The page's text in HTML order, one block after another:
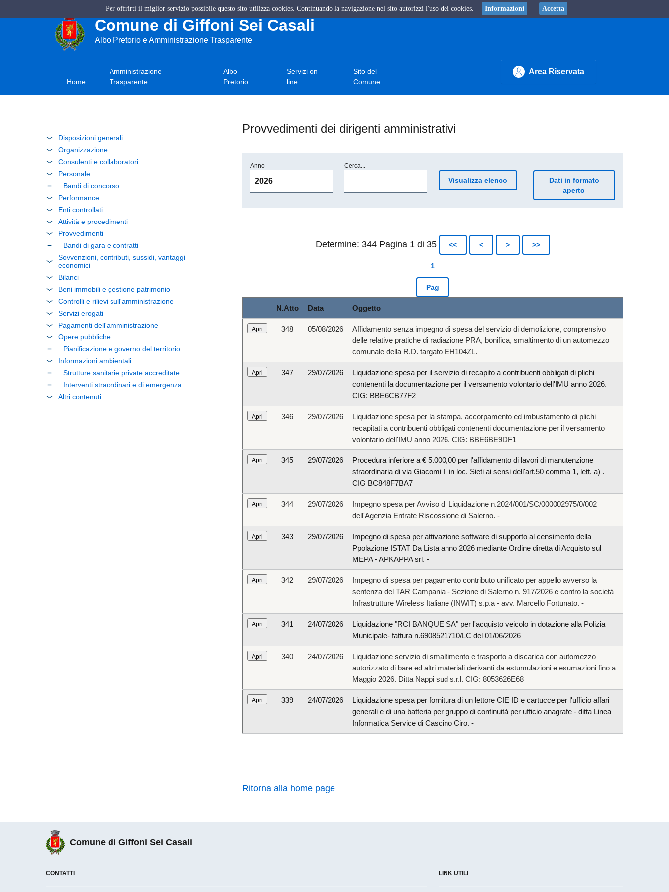
Comune di Giffoni Sei Casali
Albo Pretorio e Amministrazione Trasparente
Home
Amministrazione
Trasparente
Albo
Pretorio
Servizi on
line
Sito del
Comune
Area Riservata
Disposizioni generali
Organizzazione
Consulenti e collaboratori
Personale
Bandi di concorso
Performance
Enti controllati
Attività e procedimenti
Provvedimenti
Bandi di gara e contratti
Sovvenzioni, contributi, sussidi, vantaggi
economici
Bilanci
Beni immobili e gestione patrimonio
Controlli e rilievi sull'amministrazione
Servizi erogati
Pagamenti dell'amministrazione
Opere pubbliche
Pianificazione e governo del territorio
Informazioni ambientali
Strutture sanitarie private accreditate
Interventi straordinari e di emergenza
Altri contenuti
Provvedimenti dei dirigenti amministrativi
Anno Cerca...
Determine: 344 Pagina 1 di 35
N.Atto Data Oggetto
348 05/08/2026
Affidamento senza impegno di spesa del servizio di demolizione, comprensivo
delle relative pratiche di radiazione PRA, bonifica, smaltimento di un automezzo
comunale della R.D. targato EH104ZL.
347 29/07/2026
Liquidazione spesa per il servizio di recapito a contribuenti obbligati di plichi
contenenti la documentazione per il versamento volontario dell'IMU anno 2026.
CIG: BBE6CB77F2
346 29/07/2026
Liquidazione spesa per la stampa, accorpamento ed imbustamento di plichi
recapitati a contribuenti obbligati contenenti documentazione per il versamento
volontario dell'IMU anno 2026. CIG: BBE6BE9DF1
345 29/07/2026
Procedura inferiore a € 5.000,00 per l'affidamento di lavori di manutenzione
straordinaria di via Giacomi II in loc. Sieti ai sensi dell'art.50 comma 1, lett. a) .
CIG BC848F7BA7
344 29/07/2026
Impegno spesa per Avviso di Liquidazione n.2024/001/SC/000002975/0/002
dell'Agenzia Entrate Riscossione di Salerno. -
343 29/07/2026
Impegno di spesa per attivazione software di supporto al censimento della
Ppolazione ISTAT Da Lista anno 2026 mediante Ordine diretta di Acquisto sul
MEPA - APKAPPA srl. -
342 29/07/2026
Impegno di spesa per pagamento contributo unificato per appello avverso la
sentenza del TAR Campania - Sezione di Salerno n. 917/2026 e contro la società
Infrastrutture Wireless Italiane (INWIT) s.p.a - avv. Marcello Fortunato. -
341 24/07/2026
Liquidazione "RCI BANQUE SA" per l'acquisto veicolo in dotazione alla Polizia
Municipale- fattura n.6908521710/LC del 01/06/2026
340 24/07/2026
Liquidazione servizio di smaltimento e trasporto a discarica con automezzo
autorizzato di bare ed altri materiali derivanti da estumulazioni e esumazioni fino a
Maggio 2026. Ditta Nappi sud s.r.l. CIG: 8053626E68
339 24/07/2026
Liquidazione spesa per fornitura di un lettore CIE ID e cartucce per l'ufficio affari
generali e di una batteria per gruppo di continuità per ufficio anagrafe - ditta Linea
Informatica Service di Cascino Ciro. -
Ritorna alla home page
Comune di Giffoni Sei Casali
CONTATTI LINK UTILI
Per offrirti il miglior servizio possibile questo sito utilizza cookies. Continuando la navigazione nel sito autorizzi l'uso dei cookies. Informazioni Accetta